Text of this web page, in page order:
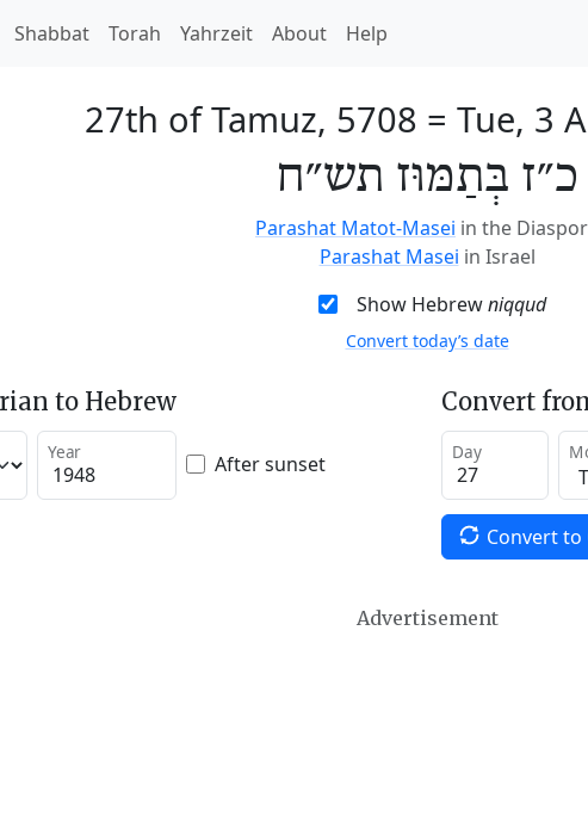
Shabbat Torah Yahrzeit About Help
27th of Tamuz, 5708 = Tue, 3
כ״ז בְּתַמּוּז תש״ח
Parashat Matot-Masei in the
Parashat Masei in Israel
Show Hebrewniqqud
Convert today’s date
to Hebrew
Year After sunset
Convert
Day
Convert
Advertisement